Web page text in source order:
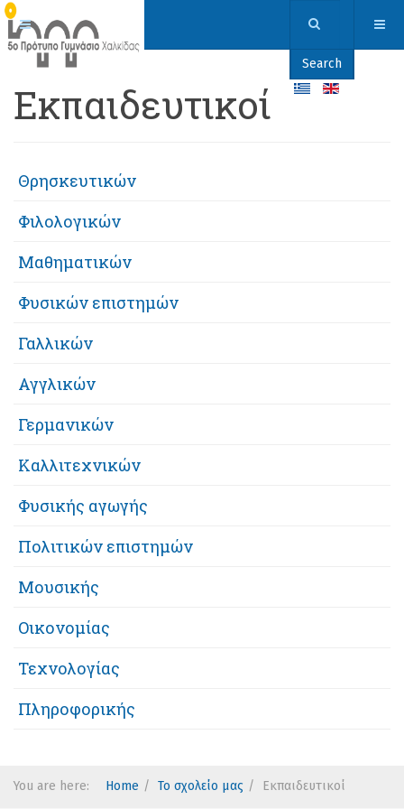
Search
Εκπαιδευτικοί
Θρησκευτικών
Φιλολογικών
Μαθηματικών
Φυσικών επιστημών
Γαλλικών
Αγγλικών
Γερμανικών
Καλλιτεχνικών
Φυσικής αγωγής
Πολιτικών επιστημών
Μουσικής
Οικονομίας
Τεχνολογίας
Πληροφορικής
You are here: Home Το σχολείο μας Εκπαιδευτικοί